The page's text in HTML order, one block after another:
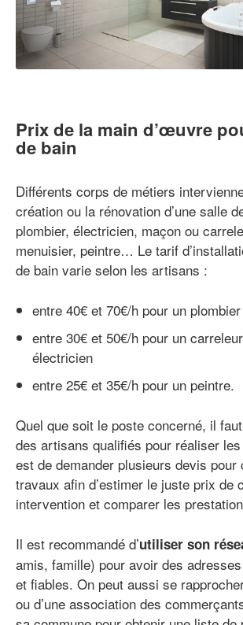
Prix de la main d’œuvre
de bain
Différents corps de métiers
création ou la rénovation d’une salle
plombier, électricien, maçon ou
menuisier, peintre… Le tarif
de bain varie selon les artisans :
entre 40€ et 70€/h pour un plombier
entre 30€ et 50€/h pour un
électricien
entre 25€ et 35€/h pour un peintre.
Quel que soit le poste concerné, il
des artisans qualifiés pour réaliser les
est de demander plusieurs devis pour
travaux afin d’estimer le juste prix de
intervention et comparer les
Il est recommandé d’utiliser son
amis, famille) pour avoir des
et fiables. On peut aussi se
ou d’une association des